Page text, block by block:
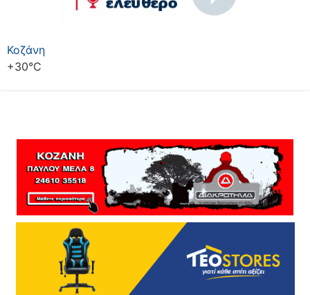
Κοζάνη
+30°C